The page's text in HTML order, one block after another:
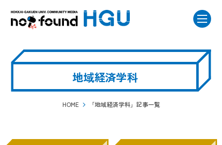
地域経済学科
HOME 「地域経済学科」記事一覧